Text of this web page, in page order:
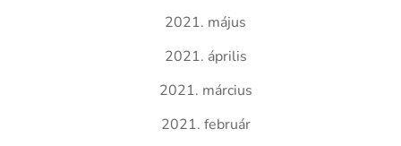
2021. május
2021. április
2021. március
2021. február